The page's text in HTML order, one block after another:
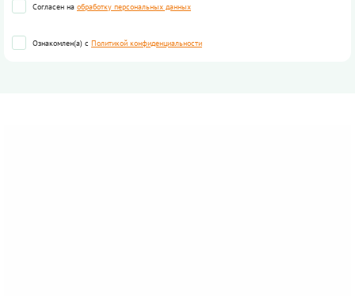
Согласен на обработку персональных данных
Ознакомлен(а) с Политикой конфиденциальности